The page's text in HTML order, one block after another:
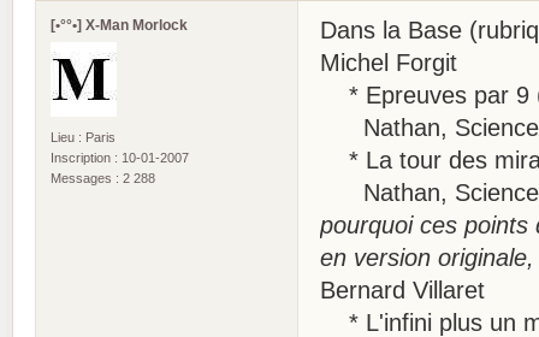
[•°°•] X-Man Morlock
Lieu : Paris
Inscription : 10-01-2007
Messages : 2 288
Dans la Base
Michel Forgit
* Epreuves par 9
Nathan, Science-
* La tour des
Nathan, Science-
pourquoi ces points
en version
Bernard Villaret
* L'infini plus un